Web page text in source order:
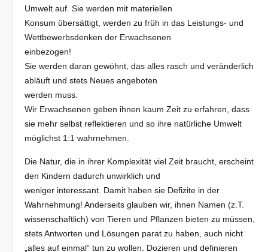
Umwelt auf. Sie werden mit materiellen
Konsum übersättigt, werden zu früh in das Leistungs- und
Wettbewerbsdenken der Erwachsenen
einbezogen!
Sie werden daran gewöhnt, das alles rasch und veränderlich
abläuft und stets Neues angeboten
werden muss.
Wir Erwachsenen geben ihnen kaum Zeit zu erfahren, dass
sie mehr selbst reflektieren und so ihre natürliche Umwelt
möglichst 1:1 wahrnehmen.
Die Natur, die in ihrer Komplexität viel Zeit braucht, erscheint
den Kindern dadurch unwirklich und
weniger interessant. Damit haben sie Defizite in der
Wahrnehmung! Anderseits glauben wir, ihnen Namen (z.T.
wissenschaftlich) von Tieren und Pflanzen bieten zu müssen,
stets Antworten und Lösungen parat zu haben, auch nicht
„alles auf einmal“ tun zu wollen. Dozieren und definieren